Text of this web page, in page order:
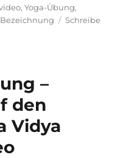
,Yoga-Übung,
Schreibe
–
den
Vidya